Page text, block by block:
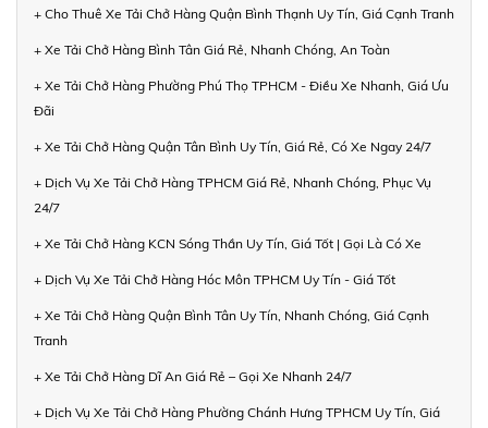
+ Cho Thuê Xe Tải Chở Hàng Quận Bình Thạnh Uy Tín, Giá Cạnh Tranh
+ Xe Tải Chở Hàng Bình Tân Giá Rẻ, Nhanh Chóng, An Toàn
+ Xe Tải Chở Hàng Phường Phú Thọ TPHCM - Điều Xe Nhanh, Giá Ưu
Đãi
+ Xe Tải Chở Hàng Quận Tân Bình Uy Tín, Giá Rẻ, Có Xe Ngay 24/7
+ Dịch Vụ Xe Tải Chở Hàng TPHCM Giá Rẻ, Nhanh Chóng, Phục Vụ
24/7
+ Xe Tải Chở Hàng KCN Sóng Thần Uy Tín, Giá Tốt | Gọi Là Có Xe
+ Dịch Vụ Xe Tải Chở Hàng Hóc Môn TPHCM Uy Tín - Giá Tốt
+ Xe Tải Chở Hàng Quận Bình Tân Uy Tín, Nhanh Chóng, Giá Cạnh
Tranh
+ Xe Tải Chở Hàng Dĩ An Giá Rẻ – Gọi Xe Nhanh 24/7
+ Dịch Vụ Xe Tải Chở Hàng Phường Chánh Hưng TPHCM Uy Tín, Giá